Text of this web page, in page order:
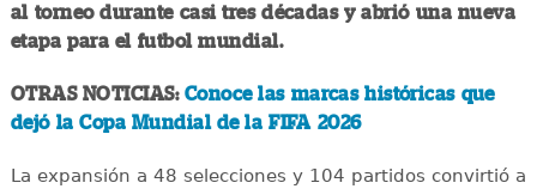
al torneo durante casi tres décadas y abrió una nueva
etapa para el futbol mundial.
OTRAS NOTICIAS: Conoce las marcas históricas que
dejó la Copa Mundial de la FIFA 2026
La expansión a 48 selecciones y 104 partidos convirtió a